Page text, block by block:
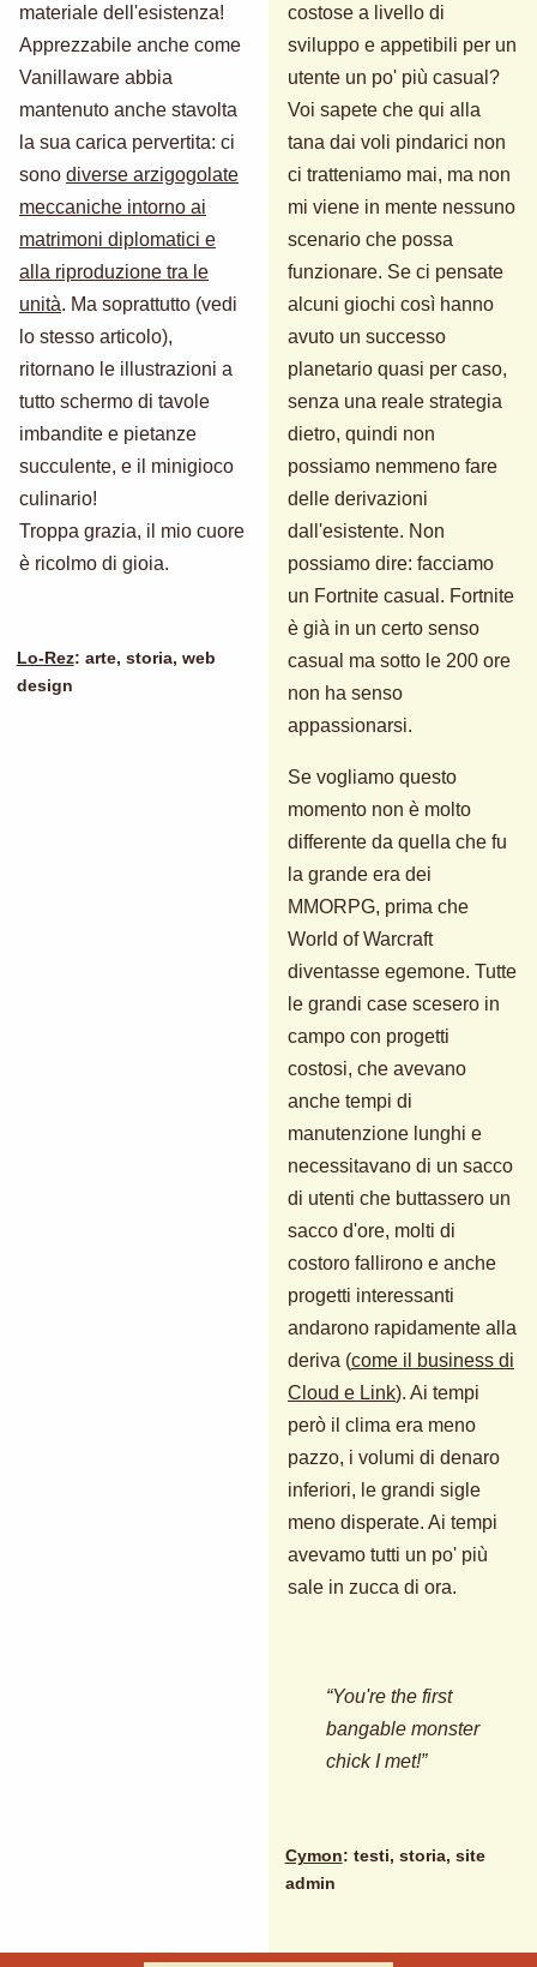
materiale dell'esistenza!
Apprezzabile anche come
Vanillaware abbia
mantenuto anche stavolta
la sua carica pervertita: ci
sono diverse arzigogolate
meccaniche intorno ai
matrimoni diplomatici e
alla riproduzione tra le
unità. Ma soprattutto (vedi
lo stesso articolo),
ritornano le illustrazioni a
tutto schermo di tavole
imbandite e pietanze
succulente, e il minigioco
culinario!
Troppa grazia, il mio cuore
è ricolmo di gioia.
Lo-Rez: arte, storia, web
design
costose a livello di
sviluppo e appetibili per un
utente un po' più casual?
Voi sapete che qui alla
tana dai voli pindarici non
ci tratteniamo mai, ma non
mi viene in mente nessuno
scenario che possa
funzionare. Se ci pensate
alcuni giochi così hanno
avuto un successo
planetario quasi per caso,
senza una reale strategia
dietro, quindi non
possiamo nemmeno fare
delle derivazioni
dall'esistente. Non
possiamo dire: facciamo
un Fortnite casual. Fortnite
è già in un certo senso
casual ma sotto le 200 ore
non ha senso
appassionarsi.
Se vogliamo questo
momento non è molto
differente da quella che fu
la grande era dei
MMORPG, prima che
World of Warcraft
diventasse egemone. Tutte
le grandi case scesero in
campo con progetti
costosi, che avevano
anche tempi di
manutenzione lunghi e
necessitavano di un sacco
di utenti che buttassero un
sacco d'ore, molti di
costoro fallirono e anche
progetti interessanti
andarono rapidamente alla
deriva (come il business di
Cloud e Link). Ai tempi
però il clima era meno
pazzo, i volumi di denaro
inferiori, le grandi sigle
meno disperate. Ai tempi
avevamo tutti un po' più
sale in zucca di ora.
“You're the first
bangable monster
chick I met!”
Cymon: testi, storia, site
admin